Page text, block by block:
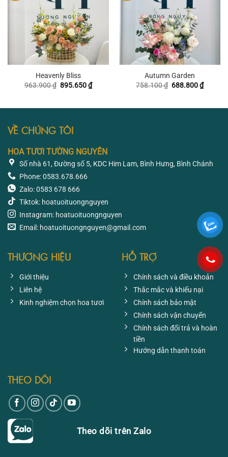
Heavenly Bliss
963.900₫ Giá
895.650₫Giá
hiện
895.650 ₫.
Autumn Garden
758.100₫ Giá
688.800₫Giá
hiện
VỀ CHÚNG TÔI
HOA TƯƠI TƯỜNG NGUYÊN
Số nhà 61, Đường số 5, KDC Him Lam, Bình Hưng, Bình Chánh
Phone: 0583.678.666
Zalo: 0583 678 666
Tiktok: hoatuoituongnguyen
Instagram: hoatuoituongnguyen
Email: hoatuoituongnguyen@gmail.com
THƯƠNG HIỆU
Giới thiệu
Liên hệ
Kinh nghiệm chọn hoa tươi
HỖ TRỢ
Chính sách và điều khoản
Thắc mắc và khiếu nại
Chính sách bảo mật
Chính sách vận chuyển
Chính sách đổi trả và hoàn
tiền
Hướng dẫn thanh toán
THEO DÕI
Theo dõi trên Zalo